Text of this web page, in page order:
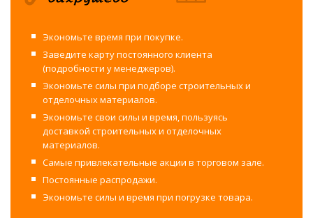
Экономьте время при покупке.
Заведите карту постоянного клиента
(подробности у менеджеров).
Экономьте силы при подборе строительных и
отделочных материалов.
Экономьте свои силы и время, пользуясь
доставкой строительных и отделочных
материалов.
Самые привлекательные акции в торговом зале.
Постоянные распродажи.
Экономьте силы и время при погрузке товара.